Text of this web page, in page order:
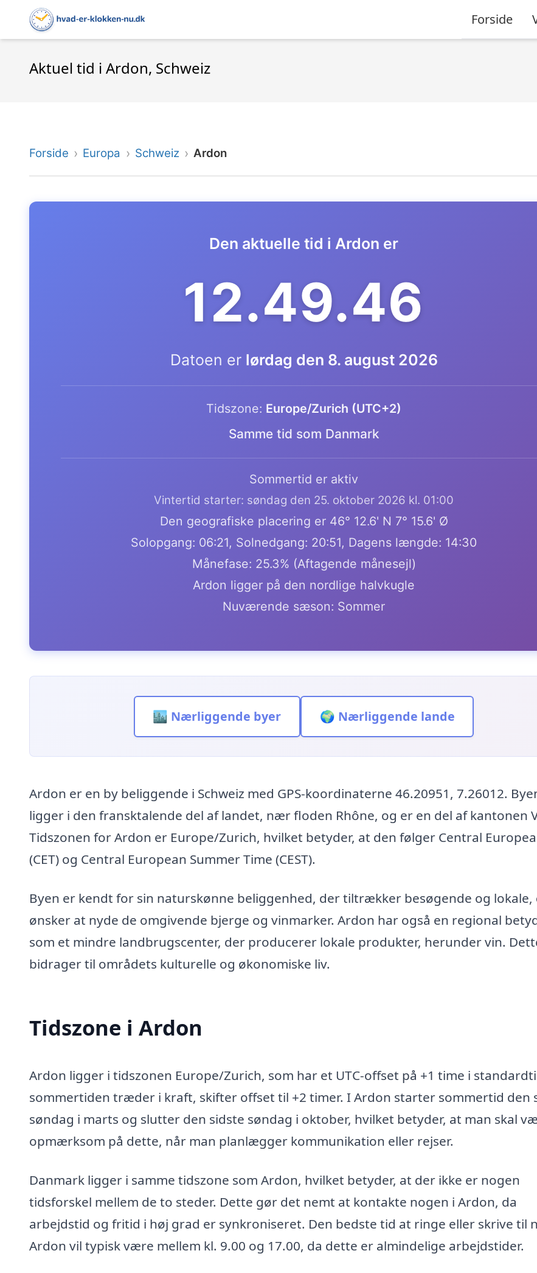
Forside
Aktuel tid i Ardon, Schweiz
Forside Europa Schweiz Ardon
Den aktuelle tid i Ardon er
12.49.47
Datoen er lørdag den 8. august 2026
Tidszone: Europe/Zurich (UTC+2)
Samme tid som Danmark
Sommertid er aktiv
Vintertid starter: søndag den 25. oktober 2026 kl. 01:00
Den geografiske placering er 46° 12.6' N 7° 15.6' Ø
Solopgang: 06:21, Solnedgang: 20:51, Dagens længde: 14:30
Månefase: 25.3% (Aftagende månesejl)
Ardon ligger på den nordlige halvkugle
Nuværende sæson: Sommer
🏙️ Nærliggende byer 🌍 Nærliggende lande
Ardon er en by beliggende i Schweiz med GPS-koordinaterne 46.20951, 7.26012.
ligger i den fransktalende del af landet, nær floden Rhône, og er en del af kantonen
Tidszonen for Ardon er Europe/Zurich, hvilket betyder, at den følger Central
(CET) og Central European Summer Time (CEST).
Byen er kendt for sin naturskønne beliggenhed, der tiltrækker besøgende og lokale,
ønsker at nyde de omgivende bjerge og vinmarker. Ardon har også en regional
som et mindre landbrugscenter, der producerer lokale produkter, herunder vin.
bidrager til områdets kulturelle og økonomiske liv.
Tidszone i Ardon
Ardon ligger i tidszonen Europe/Zurich, som har et UTC-offset på +1 time i
sommertiden træder i kraft, skifter offset til +2 timer. I Ardon starter sommertid den
søndag i marts og slutter den sidste søndag i oktober, hvilket betyder, at man skal
opmærksom på dette, når man planlægger kommunikation eller rejser.
Danmark ligger i samme tidszone som Ardon, hvilket betyder, at der ikke er nogen
tidsforskel mellem de to steder. Dette gør det nemt at kontakte nogen i Ardon, da
arbejdstid og fritid i høj grad er synkroniseret. Den bedste tid at ringe eller skrive til
Ardon vil typisk være mellem kl. 9.00 og 17.00, da dette er almindelige arbejdstider.